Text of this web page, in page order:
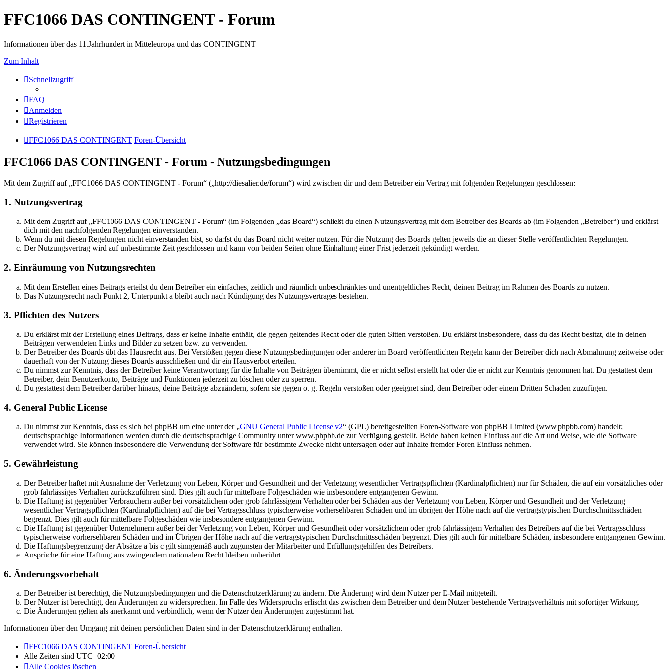
FFC1066 DAS CONTINGENT - Forum
Informationen über das 11.Jahrhundert in Mitteleuropa und das CONTINGENT
Zum Inhalt
Schnellzugriff
FAQ
Anmelden
Registrieren
FFC1066 DAS CONTINGENT Foren-Übersicht
FFC1066 DAS CONTINGENT - Forum - Nutzungsbedingungen
Mit dem Zugriff auf „FFC1066 DAS CONTINGENT - Forum“ („http://diesalier.de/forum“) wird zwischen dir und dem Betreiber ein Vertrag mit folgenden Regelungen geschlossen:
1. Nutzungsvertrag
Mit dem Zugriff auf „FFC1066 DAS CONTINGENT - Forum“ (im Folgenden „das Board“) schließt du einen Nutzungsvertrag mit dem Betreiber des Boards ab (im Folgenden „Betreiber“) und erklärst
dich mit den nachfolgenden Regelungen einverstanden.
Wenn du mit diesen Regelungen nicht einverstanden bist, so darfst du das Board nicht weiter nutzen. Für die Nutzung des Boards gelten jeweils die an dieser Stelle veröffentlichten Regelungen.
Der Nutzungsvertrag wird auf unbestimmte Zeit geschlossen und kann von beiden Seiten ohne Einhaltung einer Frist jederzeit gekündigt werden.
2. Einräumung von Nutzungsrechten
Mit dem Erstellen eines Beitrags erteilst du dem Betreiber ein einfaches, zeitlich und räumlich unbeschränktes und unentgeltliches Recht, deinen Beitrag im Rahmen des Boards zu nutzen.
Das Nutzungsrecht nach Punkt 2, Unterpunkt a bleibt auch nach Kündigung des Nutzungsvertrages bestehen.
3. Pflichten des Nutzers
Du erklärst mit der Erstellung eines Beitrags, dass er keine Inhalte enthält, die gegen geltendes Recht oder die guten Sitten verstoßen. Du erklärst insbesondere, dass du das Recht besitzt, die in deinen
Beiträgen verwendeten Links und Bilder zu setzen bzw. zu verwenden.
Der Betreiber des Boards übt das Hausrecht aus. Bei Verstößen gegen diese Nutzungsbedingungen oder anderer im Board veröffentlichten Regeln kann der Betreiber dich nach Abmahnung zeitweise oder
dauerhaft von der Nutzung dieses Boards ausschließen und dir ein Hausverbot erteilen.
Du nimmst zur Kenntnis, dass der Betreiber keine Verantwortung für die Inhalte von Beiträgen übernimmt, die er nicht selbst erstellt hat oder die er nicht zur Kenntnis genommen hat. Du gestattest dem
Betreiber, dein Benutzerkonto, Beiträge und Funktionen jederzeit zu löschen oder zu sperren.
Du gestattest dem Betreiber darüber hinaus, deine Beiträge abzuändern, sofern sie gegen o. g. Regeln verstoßen oder geeignet sind, dem Betreiber oder einem Dritten Schaden zuzufügen.
4. General Public License
Du nimmst zur Kenntnis, dass es sich bei phpBB um eine unter der „GNU General Public License v2“ (GPL) bereitgestellten Foren-Software von phpBB Limited (www.phpbb.com) handelt;
deutschsprachige Informationen werden durch die deutschsprachige Community unter www.phpbb.de zur Verfügung gestellt. Beide haben keinen Einfluss auf die Art und Weise, wie die Software
verwendet wird. Sie können insbesondere die Verwendung der Software für bestimmte Zwecke nicht untersagen oder auf Inhalte fremder Foren Einfluss nehmen.
5. Gewährleistung
Der Betreiber haftet mit Ausnahme der Verletzung von Leben, Körper und Gesundheit und der Verletzung wesentlicher Vertragspflichten (Kardinalpflichten) nur für Schäden, die auf ein vorsätzliches oder
grob fahrlässiges Verhalten zurückzuführen sind. Dies gilt auch für mittelbare Folgeschäden wie insbesondere entgangenen Gewinn.
Die Haftung ist gegenüber Verbrauchern außer bei vorsätzlichem oder grob fahrlässigem Verhalten oder bei Schäden aus der Verletzung von Leben, Körper und Gesundheit und der Verletzung
wesentlicher Vertragspflichten (Kardinalpflichten) auf die bei Vertragsschluss typischerweise vorhersehbaren Schäden und im übrigen der Höhe nach auf die vertragstypischen Durchschnittsschäden
begrenzt. Dies gilt auch für mittelbare Folgeschäden wie insbesondere entgangenen Gewinn.
Die Haftung ist gegenüber Unternehmern außer bei der Verletzung von Leben, Körper und Gesundheit oder vorsätzlichem oder grob fahrlässigem Verhalten des Betreibers auf die bei Vertragsschluss
typischerweise vorhersehbaren Schäden und im Übrigen der Höhe nach auf die vertragstypischen Durchschnittsschäden begrenzt. Dies gilt auch für mittelbare Schäden, insbesondere entgangenen Gewinn.
Die Haftungsbegrenzung der Absätze a bis c gilt sinngemäß auch zugunsten der Mitarbeiter und Erfüllungsgehilfen des Betreibers.
Ansprüche für eine Haftung aus zwingendem nationalem Recht bleiben unberührt.
6. Änderungsvorbehalt
Der Betreiber ist berechtigt, die Nutzungsbedingungen und die Datenschutzerklärung zu ändern. Die Änderung wird dem Nutzer per E-Mail mitgeteilt.
Der Nutzer ist berechtigt, den Änderungen zu widersprechen. Im Falle des Widerspruchs erlischt das zwischen dem Betreiber und dem Nutzer bestehende Vertragsverhältnis mit sofortiger Wirkung.
Die Änderungen gelten als anerkannt und verbindlich, wenn der Nutzer den Änderungen zugestimmt hat.
Informationen über den Umgang mit deinen persönlichen Daten sind in der Datenschutzerklärung enthalten.
FFC1066 DAS CONTINGENT Foren-Übersicht
Alle Zeiten sind UTC+02:00
Alle Cookies löschen